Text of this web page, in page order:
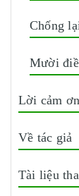
Chống
Mười
Lời cảm ơn
Về tác giả
Tài liệu